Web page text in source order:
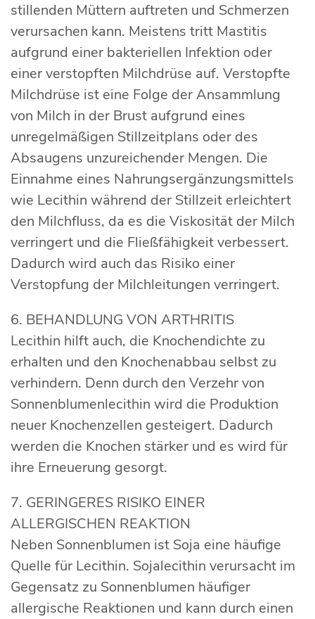
stillenden Müttern auftreten und Schmerzen
verursachen kann. Meistens tritt Mastitis
aufgrund einer bakteriellen Infektion oder
einer verstopften Milchdrüse auf. Verstopfte
Milchdrüse ist eine Folge der Ansammlung
von Milch in der Brust aufgrund eines
unregelmäßigen Stillzeitplans oder des
Absaugens unzureichender Mengen. Die
Einnahme eines Nahrungsergänzungsmittels
wie Lecithin während der Stillzeit erleichtert
den Milchfluss, da es die Viskosität der Milch
verringert und die Fließfähigkeit verbessert.
Dadurch wird auch das Risiko einer
Verstopfung der Milchleitungen verringert.
6. BEHANDLUNG VON ARTHRITIS
Lecithin hilft auch, die Knochendichte zu
erhalten und den Knochenabbau selbst zu
verhindern. Denn durch den Verzehr von
Sonnenblumenlecithin wird die Produktion
neuer Knochenzellen gesteigert. Dadurch
werden die Knochen stärker und es wird für
ihre Erneuerung gesorgt.
7. GERINGERES RISIKO EINER
ALLERGISCHEN REAKTION
Neben Sonnenblumen ist Soja eine häufige
Quelle für Lecithin. Sojalecithin verursacht im
Gegensatz zu Sonnenblumen häufiger
allergische Reaktionen und kann durch einen